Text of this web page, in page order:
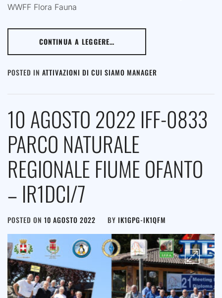
WWFF Flora Fauna
CONTINUA A LEGGERE…
POSTED IN ATTIVAZIONI DI CUI SIAMO MANAGER
10 AGOSTO 2022 IFF-0833
PARCO NATURALE
REGIONALE FIUME OFANTO
– IR1DCI/7
POSTED ON 10 AGOSTO 2022 BY IK1GPG-IK1QFM